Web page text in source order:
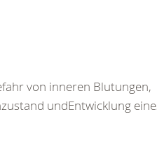
von inneren Blutungen,
undEntwicklung